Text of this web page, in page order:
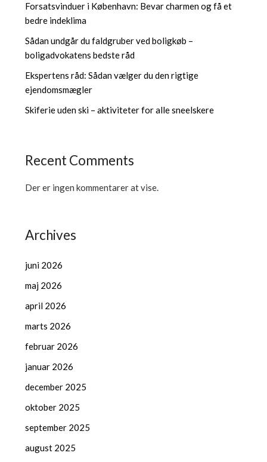
Forsatsvinduer i København: Bevar charmen og få et
bedre indeklima
Sådan undgår du faldgruber ved boligkøb –
boligadvokatens bedste råd
Ekspertens råd: Sådan vælger du den rigtige
ejendomsmægler
Skiferie uden ski – aktiviteter for alle sneelskere
Recent Comments
Der er ingen kommentarer at vise.
Archives
juni 2026
maj 2026
april 2026
marts 2026
februar 2026
januar 2026
december 2025
oktober 2025
september 2025
august 2025